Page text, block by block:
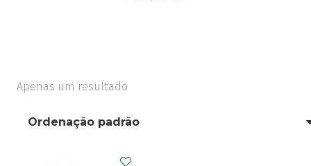
Apenas um resultado